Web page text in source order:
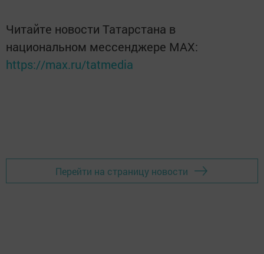
Читайте новости Татарстана в
национальном мессенджере MАХ:
https://max.ru/tatmedia
Перейти на страницу новости